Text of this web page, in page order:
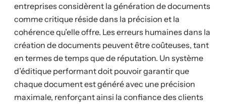
entreprises considèrent la génération de documents
comme critique réside dans la précision et la
cohérence qu’elle offre. Les erreurs humaines dans la
création de documents peuvent être coûteuses, tant
en termes de temps que de réputation. Un système
d’éditique performant doit pouvoir garantir que
chaque document est généré avec une précision
maximale, renforçant ainsi la confiance des clients